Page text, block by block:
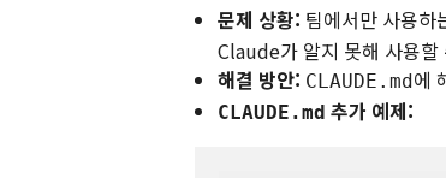
문제 상황: 팀에서만 사용하
Claude가 알지 못해 사용할
해결 방안: CLAUDE.md 에
CLAUDE.md 추가 예제: